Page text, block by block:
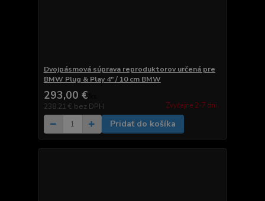
Dvojpásmová súprava reproduktorov určená pre
BMW Plug & Play 4" / 10 cm BMW
293,00 €
238,21 € bez DPH Zvyčajne 2-7 dni.
Pridať do košíka